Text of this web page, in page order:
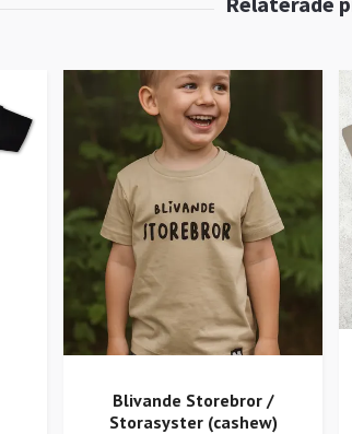
Blivande Storebror /
Storasyster (cashew)